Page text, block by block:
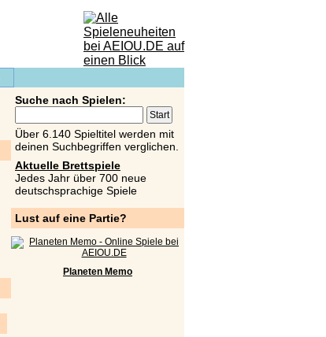
Suche nach Spielen:
Über 6.140 Spieltitel werden mit
deinen Suchbegriffen verglichen.
Aktuelle Brettspiele
Jedes Jahr über 700 neue
deutschsprachige Spiele
Lust auf eine Partie?
Planeten Memo